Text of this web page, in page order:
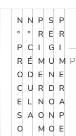
N
°
P
R
O
C
E
S
O
N
°
C
É
D
U
L
A
P
R
I
M
E
R
N
O
M
S
E
G
U
N
D
O
N
O
P
R
I
M
E
R
A
P
E